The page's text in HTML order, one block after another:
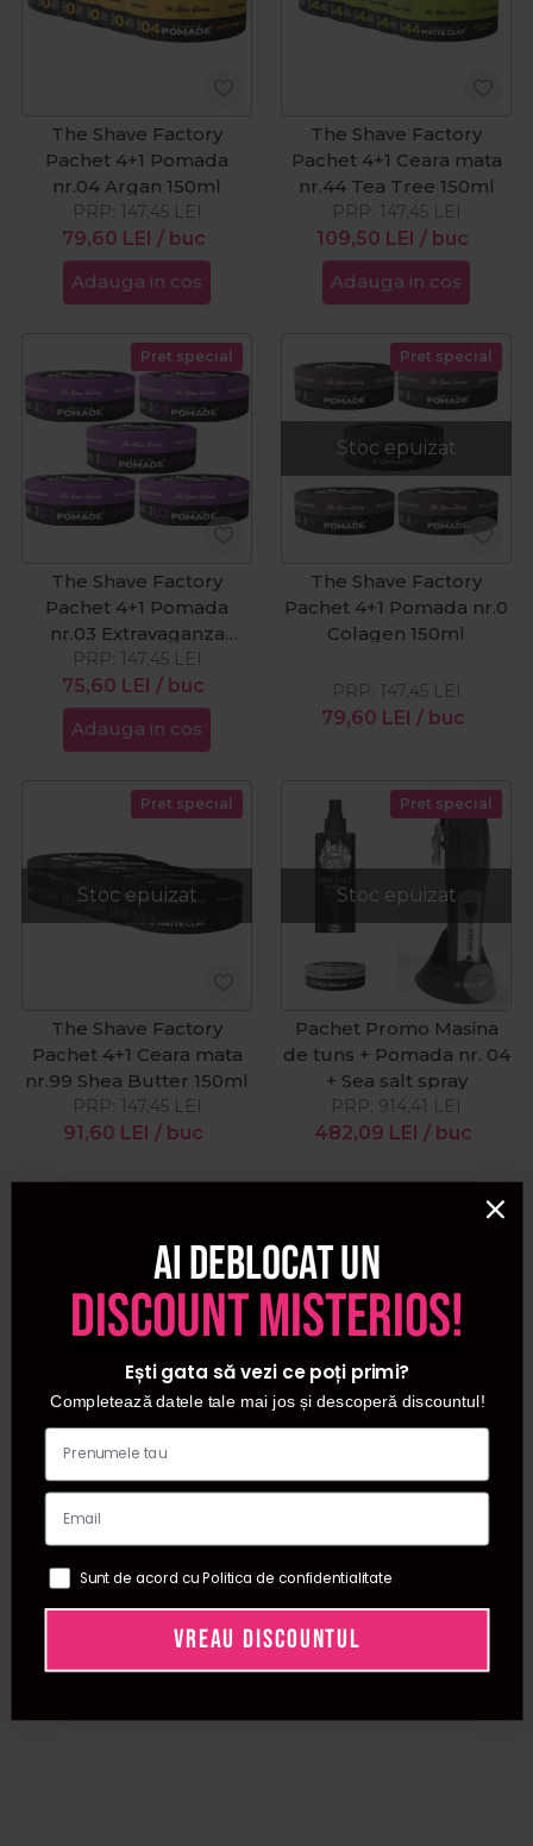
The Shave Factory
Pachet 4+1 Pomada
nr.04 Argan 150ml
79,60 LEI / buc
PRP: 147,45 LEI
Adauga in cos
The Shave Factory
Pachet 4+1 Ceara mata
nr.44 Tea Tree 150ml
109,50 LEI / buc
PRP: 147,45 LEI
Adauga in cos
Pret special
The Shave Factory
Pachet 4+1 Pomada
nr.03 Extravaganza
150ml
75,60 LEI / buc
PRP: 147,45 LEI
Adauga in cos
Stoc epuizat
Pret special
The Shave Factory
Pachet 4+1 Pomada nr.0
Colagen 150ml
79,60 LEI / buc
PRP: 147,45 LEI
Stoc epuizat
Pret special
The Shave Factory
Pachet 4+1 Ceara mata
nr.99 Shea Butter 150ml
91,60 LEI / buc
PRP: 147,45 LEI
Stoc epuizat
Pret special
Pachet Promo Masina
de tuns + Pomada nr. 04
+ Sea salt spray
482,09 LEI / buc
PRP: 914,41 LEI
Ai deblocat un
discount misterios!
Ești gata să vezi ce poți primi?
Completează datele tale mai jos și descoperă discountul!
Sunt de acord cu Politica de confidentialitate
VREAU DISCOUNTUL